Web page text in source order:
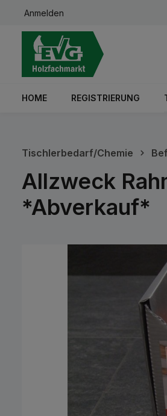
Zur Hauptnavigation
Anmelden
HOME REGISTRIERUNG
Tischlerbedarf/Chemie
Allzweck
*Abverkauf*